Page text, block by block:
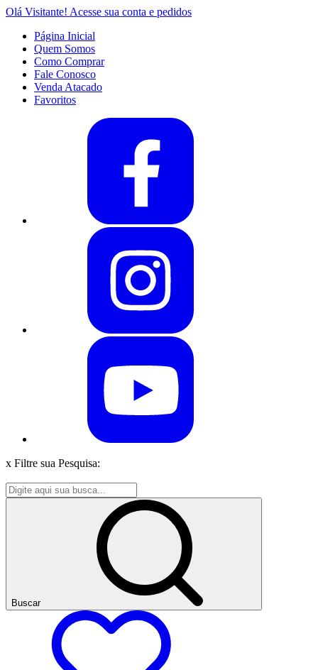
Olá Visitante! Acesse sua conta e pedidos
Página Inicial
Quem Somos
Como Comprar
Fale Conosco
Venda Atacado
Favoritos
x Filtre sua Pesquisa:
Buscar